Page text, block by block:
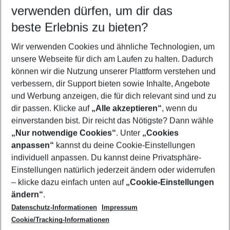
Wähle deinen Reisezeitraum
5-8 Nächte
2 Erwachsene Keine Kinder
Mehr Filter anzeigen
Footer
Footer navigation
Über uns
AGB
Bestpreisgarantie
Cookie-Einstellungen ändern
Cookie-Richtlinie
Agenturbetreuung
Barrierefreies Reisen
Folge uns
verwenden dürfen, um dir das
beste Erlebnis zu bieten?
Wir verwenden Cookies und ähnliche Technologien, um
unsere Webseite für dich am Laufen zu halten. Dadurch
können wir die Nutzung unserer Plattform verstehen und
verbessern, dir Support bieten sowie Inhalte, Angebote
und Werbung anzeigen, die für dich relevant sind und zu
dir passen. Klicke auf „Alle akzeptieren“, wenn du
einverstanden bist. Dir reicht das Nötigste? Dann wähle
„Nur notwendige Cookies“. Unter „Cookies
anpassen“ kannst du deine Cookie-Einstellungen
individuell anpassen. Du kannst deine Privatsphäre-
Einstellungen natürlich jederzeit ändern oder widerrufen
– klicke dazu einfach unten auf „Cookie-Einstellungen
ändern“.
Datenschutz-Informationen
Impressum
Cookie/Tracking-Informationen